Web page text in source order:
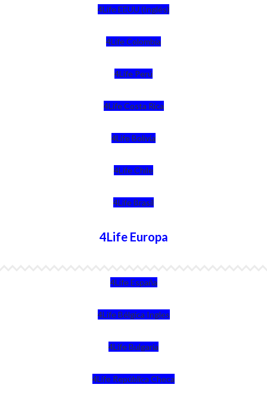
4Life EEUU (Inglés)
4Life Colombia
4Life Perú
4Life Costa Rica
4Life Bolivia
4Life Chile
4Life Brasil
4Life Europa
4Life España
4Life Bélgica Ingles
4Life Bulgaria
4Life República Checa